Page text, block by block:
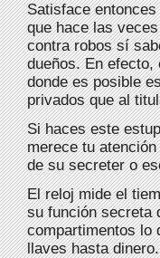
Satisface
que hace las
contra robos sí
dueños. En efecto,
donde es posible
privados que al
Si haces este
merece tu
de su secreter o
El reloj mide el
su función secreta
compartimentos lo
llaves hasta dinero.